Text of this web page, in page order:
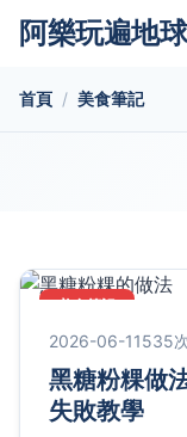
阿樂玩遍地球
首頁 美食筆記
美食筆記
2026-06-11535
黑糖粉粿做
失敗教學